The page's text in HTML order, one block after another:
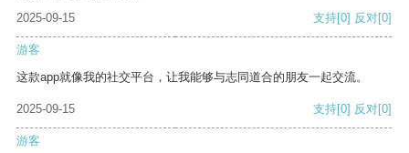
2025-09-15
支持[0] 反对[0]
游客
这款app就像我的社交平台，让我能够与志同道合的朋友一起交流。
2025-09-15 支持[0] 反对[0]
游客